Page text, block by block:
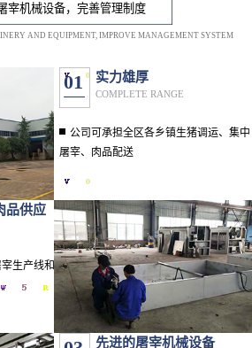
宰机械设备，完善管理制度
AND EQUIPMENT, IMPROVE MANAGEMENT SYSTEM
01 实力雄厚
COMPLETE RANGE
公司可承担全区各乡镇生猪调运、集中
屠宰、肉品配送
品供应
生产线和
先进的屠宰机械设备